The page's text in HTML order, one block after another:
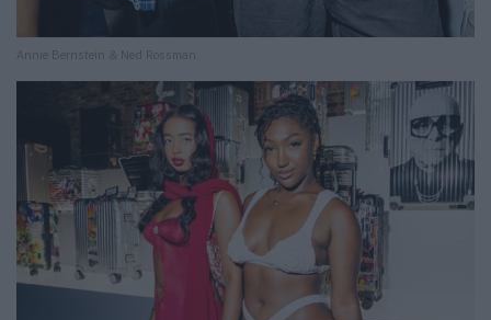
Annie Bernstein & Ned Rossman